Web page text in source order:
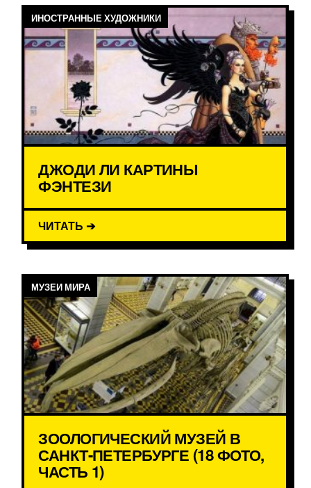
ИНОСТРАННЫЕ ХУДОЖНИКИ
ДЖОДИ ЛИ КАРТИНЫ
ФЭНТЕЗИ
ЧИТАТЬ ➔
МУЗЕИ МИРА
ЗООЛОГИЧЕСКИЙ МУЗЕЙ В
САНКТ-ПЕТЕРБУРГЕ (18 ФОТО,
ЧАСТЬ 1)